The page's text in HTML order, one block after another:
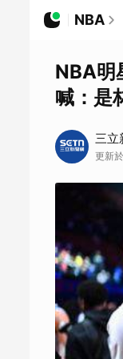
NBA
NBA明
喊：是
三立
更新